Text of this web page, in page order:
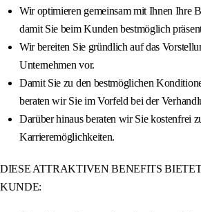
Wir optimieren gemeinsam mit Ihnen Ihre
damit Sie beim Kunden bestmöglich
Wir bereiten Sie gründlich auf das
Unternehmen vor.
Damit Sie zu den bestmöglichen
beraten wir Sie im Vorfeld bei der
Darüber hinaus beraten wir Sie kostenfrei
Karrieremöglichkeiten.
DIESE ATTRAKTIVEN BENEFITS
KUNDE: